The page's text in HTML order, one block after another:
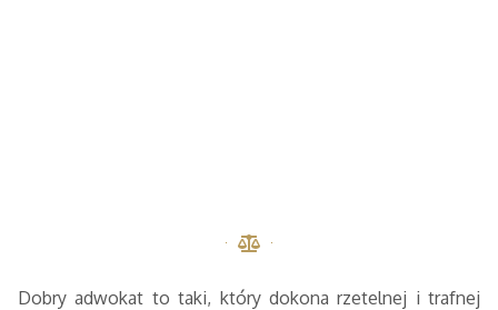
Dobry adwokat to taki, który dokona rzetelnej i trafnej